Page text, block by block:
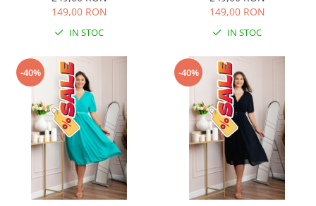
149,00 RON
IN STOC
149,00 RON
IN STOC
-40% -40%